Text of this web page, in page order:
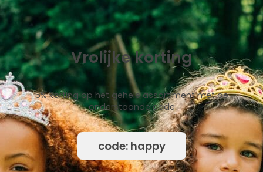
Vrolijke korting
5% korting op het gehele assortiment met de
onderstaande code
code: happy